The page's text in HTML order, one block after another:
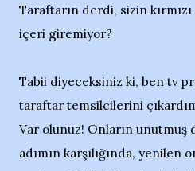
Taraftarın derdi, sizin
içeri giremiyor?
Tabii diyeceksiniz ki, ben tv
taraftar temsilcilerini
Var olunuz! Onların unutmuş
adımın karşılığında, yenilen